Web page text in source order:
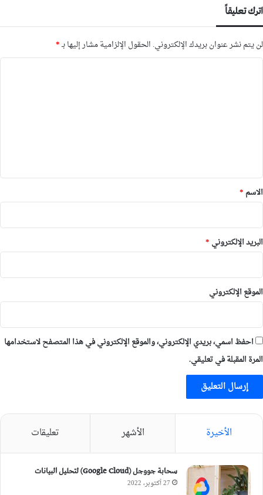
اترك تعليقاً
لن يتم نشر عنوان بريدك الإلكتروني. الحقول الإلزامية مشار إليها بـ*
*
الاسم *
البريد الإلكتروني *
الموقع الإلكتروني
احفظ اسمي، بريدي الإلكتروني، والموقع الإلكتروني في هذا المتصفح لاستخدامها
المرة المقبلة في تعليقي.
الأخيرة الأشهر تعليقات
سحابة جووجل (Google Cloud) لتحليل البيانات
27 أكتوبر، 2022